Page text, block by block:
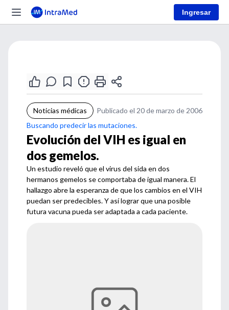
Ingresar
Noticias médicas
Publicado el 20 de marzo de 2006
Buscando predecir las mutaciones.
Evolución del VIH es igual en
dos gemelos.
Un estudio reveló que el virus del sida en dos
hermanos gemelos se comportaba de igual manera. El
hallazgo abre la esperanza de que los cambios en el VIH
puedan ser predecibles. Y así lograr que una posible
futura vacuna pueda ser adaptada a cada paciente.